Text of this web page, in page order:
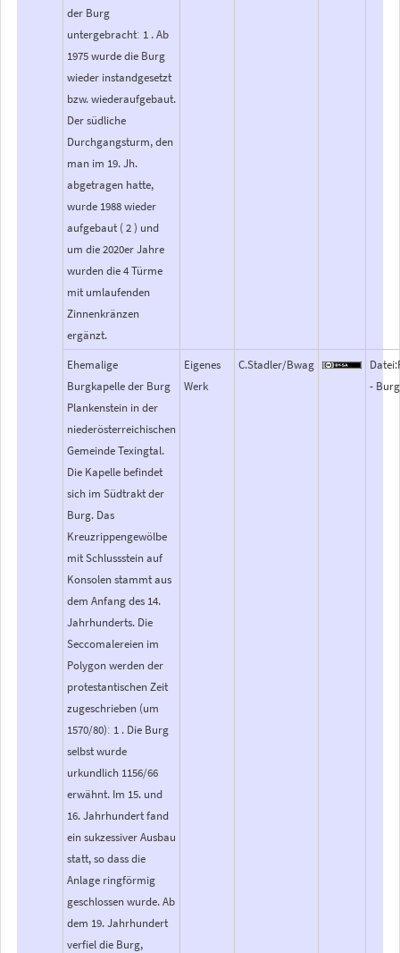
der Burg
untergebrachtː 1 . Ab
1975 wurde die Burg
wieder instandgesetzt
bzw. wiederaufgebaut.
Der südliche
Durchgangsturm, den
man im 19. Jh.
abgetragen hatte,
wurde 1988 wieder
aufgebaut ( 2 ) und
um die 2020er Jahre
wurden die 4 Türme
mit umlaufenden
Zinnenkränzen
ergänzt.
Ehemalige
Burgkapelle der Burg
Plankenstein in der
niederösterreichischen
Gemeinde Texingtal.
Die Kapelle befindet
sich im Südtrakt der
Burg. Das
Kreuzrippengewölbe
mit Schlussstein auf
Konsolen stammt aus
dem Anfang des 14.
Jahrhunderts. Die
Seccomalereien im
Polygon werden der
protestantischen Zeit
zugeschrieben (um
1570/80)ː 1 . Die Burg
selbst wurde
urkundlich 1156/66
erwähnt. Im 15. und
16. Jahrhundert fand
ein sukzessiver Ausbau
statt, so dass die
Anlage ringförmig
geschlossen wurde. Ab
dem 19. Jahrhundert
verfiel die Burg,
Eigenes
Werk
C.Stadler/Bwag
-